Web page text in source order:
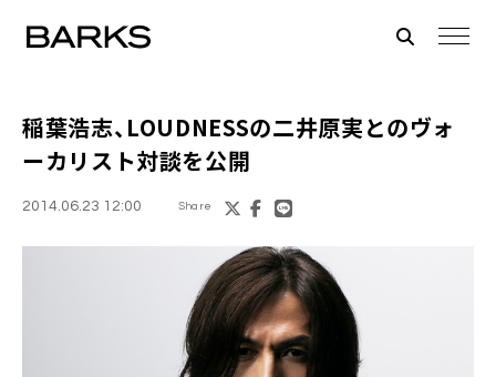
稲葉浩志、LOUDNESSの二井原実とのヴォ
ーカリスト対談を公開
2014.06.23 12:00 Share